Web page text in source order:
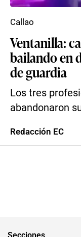
Ventanilla:
bailando en
de guardia
Los tres
abandonaron
Callao
Redacción EC
Secciones